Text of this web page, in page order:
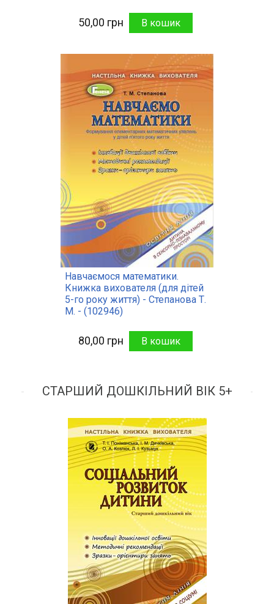
50,00 грн
Навчаємося математики.
Книжка вихователя (для дітей
5-го року життя) - Степанова Т.
М. - (102946)
80,00 грн
СТАРШИЙ ДОШКІЛЬНИЙ ВІК 5+